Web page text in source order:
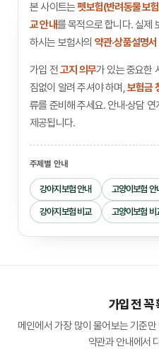
본 사이트는펫보험(반려동물 보
교 안내를 목적으로 합니다. 실제
하시는 보험사의 약관·상품설명서
가입 전고지 의무가 있는 중요한
짐없이 알려 주셔야 하며,보험금
류를 준비해 주세요. 안내·상담 연
제공됩니다.
주제별 안내
강아지보험 안내 고양이보험 안
강아지보험 비교 고양이보험 비
가입 전 꼭
메인에서 가장 많이 물어보는 기준
약관과 안내에서